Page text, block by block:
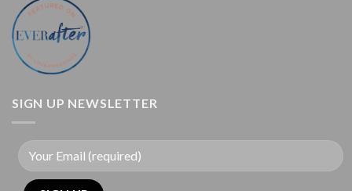
SIGN UP NEWSLETTER